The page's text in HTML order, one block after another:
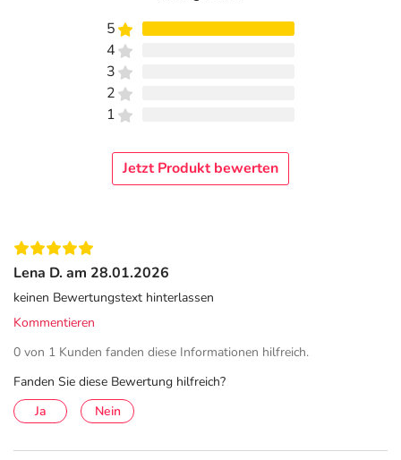
5
4
3
2
1
Jetzt Produkt bewerten
Lena D. am 28.01.2026
keinen Bewertungstext hinterlassen
Kommentieren
0 von 1 Kunden fanden diese Informationen hilfreich.
Fanden Sie diese Bewertung hilfreich?
Ja
Nein